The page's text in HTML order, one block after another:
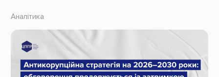
Аналітика